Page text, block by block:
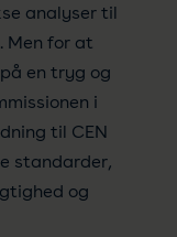
analyser til
Men for at
en tryg og
i
til CEN
standarder,
og